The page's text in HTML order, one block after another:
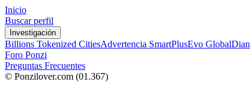
Inicio
Buscar perfil
Investigación
Billions Tokenized CitiesAdvertencia SmartPlusEvo Global
Foro Ponzi
Preguntas Frecuentes
© Ponzilover.com (01.367)